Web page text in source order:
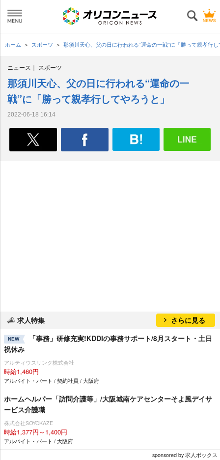
ホーム スポーツ 那須川天心、父の日に行われる“運命の一戦”に「勝って親孝行
ニュース スポーツ
那須川天心、父の日に行われる“運命の一
戦”に「勝って親孝行してやろうと」
2022-06-18 16:14
求人特集 さらに見る
NEW
「事務」研修充実!KDDIの事務サポート/8月スタート・土日
祝休み
アルティウスリンク株式会社
時給1,460円
アルバイト・パート / 契約社員 / 大阪府
ホームヘルパー「訪問介護等」/大阪城南ケアセンターそよ風デイサ
ービス介護職
株式会社SOYOKAZE
時給1,377円～1,400円
アルバイト・パート / 大阪府
sponsored by 求人ボックス